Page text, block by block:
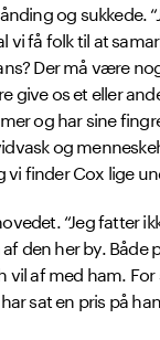
og sukkede.
vi få folk til at
Der må være
give os et eller
og har sine
og
finder Cox lige
“Jeg fatter
den her by. Både
vil af med ham.
sat en pris på